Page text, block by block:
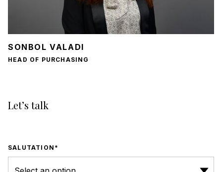
SONBOL VALADI
HEAD OF PURCHASING
Let’s talk
SALUTATION